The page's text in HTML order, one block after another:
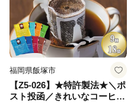
福岡県飯塚市
【Z5-026】★特許製法★＼ポ
スト投函／きれいなコーヒー